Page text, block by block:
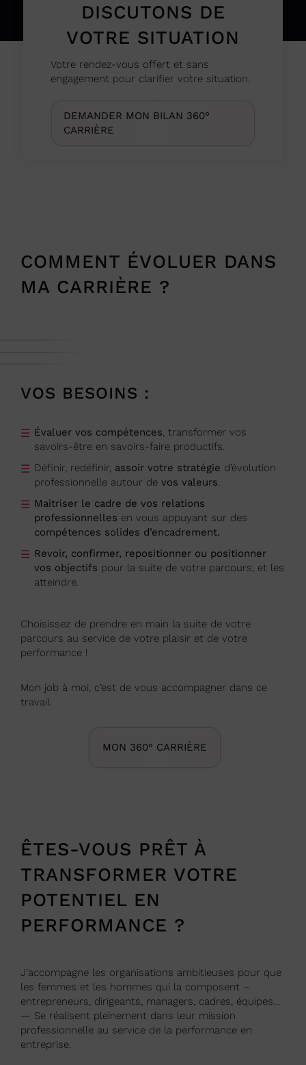
DISCUTONS DE
VOTRE SITUATION
DEMANDER MON BILAN 360°
CARRIÈRE
Votre rendez-vous offert et sans
engagement pour clarifier votre situation.
COMMENT ÉVOLUER DANS
MA CARRIÈRE ?
VOS BESOINS :
Évaluer vos compétences , transformer vos
savoirs-être en savoirs-faire productifs.
Définir, redéfinir, assoir votre stratégie d’évolution
professionnelle autour de vos valeurs
Maitriser le cadre de vos relations
professionnelles en vous appuyant sur des
compétences solides d’encadrement.
Revoir, confirmer, repositionner ou positionner
vos objectifs pour la suite de votre parcours, et les
atteindre.
Choisissez de prendre en main la suite de votre
parcours au service de votre plaisir et de votre
performance !
Mon job à moi, c’est de vous accompagner dans ce
travail.
MON 360° CARRIÈRE
ÊTES-VOUS PRÊT À
TRANSFORMER VOTRE
POTENTIEL EN
PERFORMANCE ?
J’accompagne les organisations ambitieuses pour que
les femmes et les hommes qui la composent –
entrepreneurs, dirigeants, managers, cadres, équipes…
— Se réalisent pleinement dans leur mission
professionnelle au service de la performance en
entreprise.